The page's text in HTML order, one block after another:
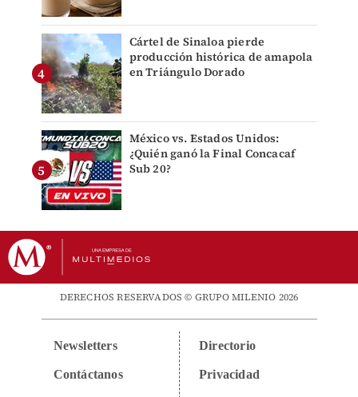
Cártel de Sinaloa pierde
producción histórica de amapola
en Triángulo Dorado
México vs. Estados Unidos:
¿Quién ganó la Final Concacaf
Sub 20?
DERECHOS RESERVADOS © GRUPO MILENIO 2026
Newsletters
Contáctanos
Directorio
Privacidad